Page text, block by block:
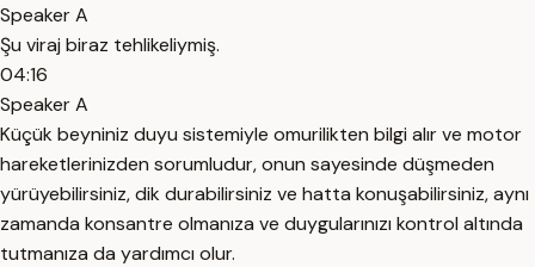
Speaker A
Şu viraj biraz tehlikeliymiş.
04:16
Speaker A
Küçük beyniniz duyu sistemiyle omurilikten bilgi alır ve motor
hareketlerinizden sorumludur, onun sayesinde düşmeden
yürüyebilirsiniz, dik durabilirsiniz ve hatta konuşabilirsiniz, aynı
zamanda konsantre olmanıza ve duygularınızı kontrol altında
tutmanıza da yardımcı olur.